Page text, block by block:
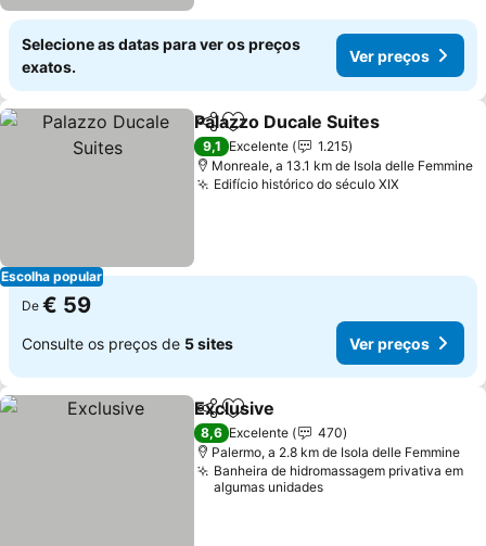
Selecione as datas para ver os preços
exatos.
Ver preços
Escolha popular
PartilharAdicionar aos favoritos
Palazzo Ducale Suites
9,1 Excelente
1.215
Monreale, a 13.1 km de Isola delle Femmine
Edifício histórico do século XIX
De € 59
Consulte os preços de 5 sites Ver preços
PartilharAdicionar aos favoritos
Exclusive
8,6 Excelente
470
Palermo, a 2.8 km de Isola delle Femmine
Banheira de hidromassagem privativa em
algumas unidades